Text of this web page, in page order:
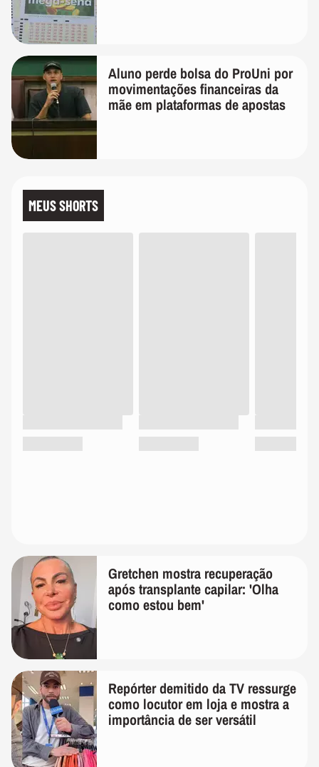
Aluno perde bolsa do ProUni por
movimentações financeiras da
mãe em plataformas de apostas
MEUS SHORTS
Gretchen mostra recuperação
após transplante capilar: 'Olha
como estou bem'
Repórter demitido da TV ressurge
como locutor em loja e mostra a
importância de ser versátil